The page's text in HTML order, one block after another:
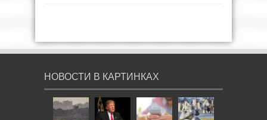
НОВОСТИ В КАРТИНКАХ